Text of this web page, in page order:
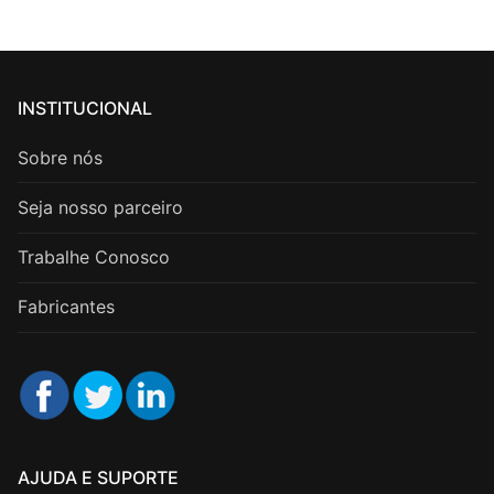
INSTITUCIONAL
Sobre nós
Seja nosso parceiro
Trabalhe Conosco
Fabricantes
AJUDA E SUPORTE